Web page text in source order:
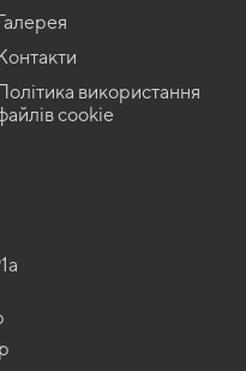
використання
cookie